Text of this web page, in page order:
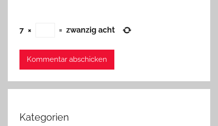
7 × = zwanzig acht
Kategorien